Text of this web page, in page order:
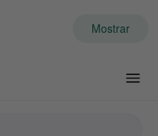
Mostrar